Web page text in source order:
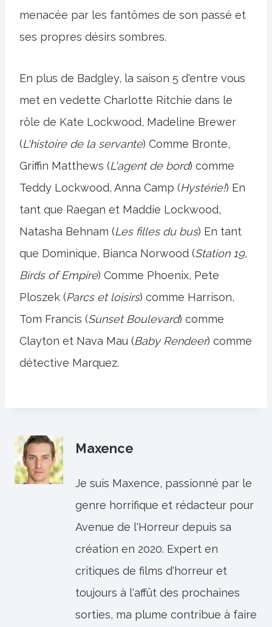
menacée par les fantômes de son passé et
ses propres désirs sombres.
En plus de Badgley, la saison 5 d'entre vous
met en vedette Charlotte Ritchie dans le
rôle de Kate Lockwood, Madeline Brewer
(L'histoire de la servante) Comme Bronte,
Griffin Matthews (L'agent de bord) comme
Teddy Lockwood, Anna Camp (Hystérie!) En
tant que Raegan et Maddie Lockwood,
Natasha Behnam (Les filles du bus) En tant
que Dominique, Bianca Norwood (Station 19,
Birds of Empire) Comme Phoenix, Pete
Ploszek (Parcs et loisirs) comme Harrison,
Tom Francis (Sunset Boulevard) comme
Clayton et Nava Mau (Baby Rendeer) comme
détective Marquez.
Maxence
Je suis Maxence, passionné par le
genre horrifique et rédacteur pour
Avenue de l'Horreur depuis sa
création en 2020. Expert en
critiques de films d'horreur et
toujours à l'affût des prochaines
sorties, ma plume contribue à faire